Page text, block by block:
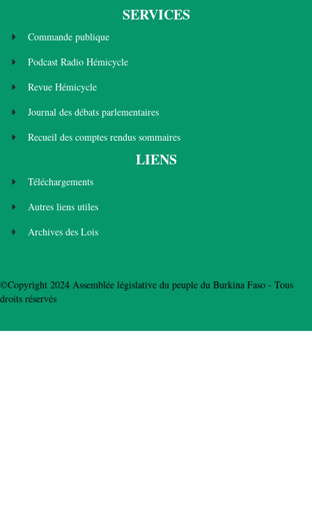
SERVICES
Commande publique
Podcast Radio Hémicycle
Revue Hémicycle
Journal des débats parlementaires
Recueil des comptes rendus sommaires
LIENS
Téléchargements
Autres liens utiles
Archives des Lois
©Copyright 2024 Assemblée législative du peuple du Burkina Faso - Tous
droits réservés